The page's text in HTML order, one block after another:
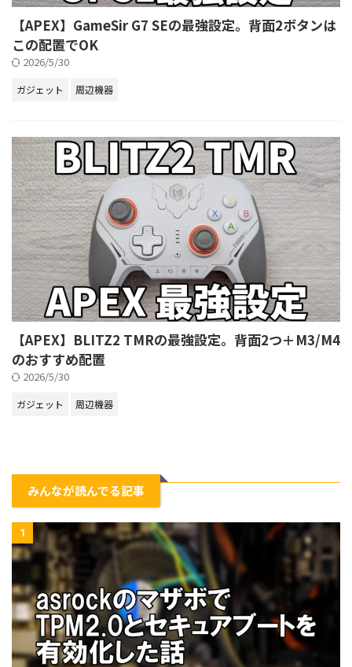
【APEX】GameSir G7 SEの最強設定。背面2ボタンは
この配置でOK
2026/5/30
ガジェット 周辺機器
【APEX】BLITZ2 TMRの最強設定。背面2つ＋M3/M4
のおすすめ配置
2026/5/30
ガジェット 周辺機器
みんなが読んでる記事
1